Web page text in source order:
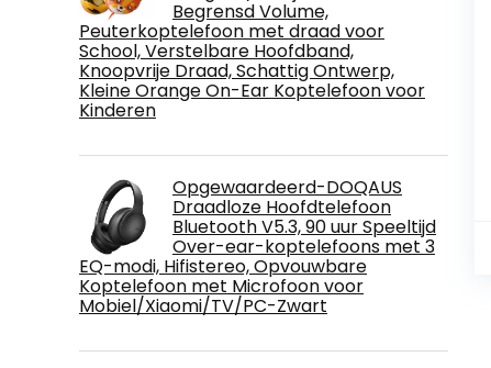
Begrensd Volume,
Peuterkoptelefoon met draad voor
School, Verstelbare Hoofdband,
Knoopvrije Draad, Schattig Ontwerp,
Kleine Orange On-Ear Koptelefoon voor
Kinderen
Opgewaardeerd-DOQAUS
Draadloze Hoofdtelefoon
Bluetooth V5.3, 90 uur Speeltijd
Over-ear-koptelefoons met 3
EQ-modi, Hifistereo, Opvouwbare
Koptelefoon met Microfoon voor
Mobiel/Xiaomi/TV/PC-Zwart